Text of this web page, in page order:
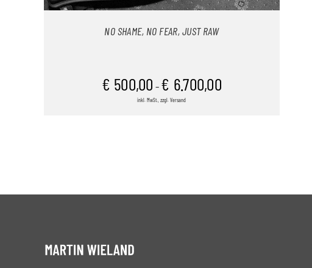
NO SHAME, NO FEAR, JUST RAW
€ 500,00 – € 6.700,00
inkl. MwSt., zzgl. Versand